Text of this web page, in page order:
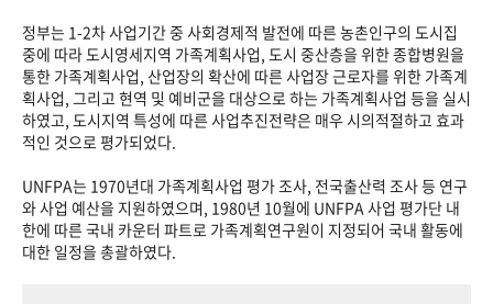
정부는 1-2차 사업기간 중 사회경제적 발전에 따른 농촌인구의 도시집
중에 따라 도시영세지역 가족계획사업, 도시 중산층을 위한 종합병원을
통한 가족계획사업, 산업장의 확산에 따른 사업장 근로자를 위한 가족계
획사업, 그리고 현역 및 예비군을 대상으로 하는 가족계획사업 등을 실시
하였고, 도시지역 특성에 따른 사업추진전략은 매우 시의적절하고 효과
적인 것으로 평가되었다.
UNFPA는 1970년대 가족계획사업 평가 조사, 전국출산력 조사 등 연구
와 사업 예산을 지원하였으며, 1980년 10월에 UNFPA 사업 평가단 내
한에 따른 국내 카운터 파트로 가족계획연구원이 지정되어 국내 활동에
대한 일정을 총괄하였다.